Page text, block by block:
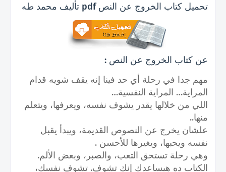
تحميل كتاب الخروج عن النص pdf تأليف محمد طه
عن كتاب الخروج عن النص :
مهم جدا في رحلة أي حد فينا إنه يقف شويه قدام
المراية… المراية النفسية…
اللي من خلالها يقدر يشوف نفسه، ويعرفها، ويتعلم
منها..
علشان يخرج عن النصوص القديمة، ويبدأ يقبل
نفسه ويحبها، ويغيرها للأحسن .
وهي رحلة تستحق التعب، والصبر، وبعض الألم.
الكتاب ده هيساعدك إنك تشوف. تشوف نفسك،